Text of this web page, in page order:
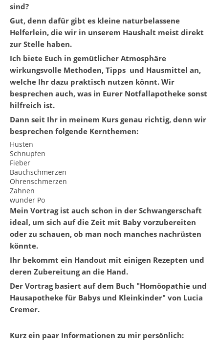
sind?
Gut, denn dafür gibt es kleine naturbelassene
Helferlein, die wir in unserem Haushalt meist direkt
zur Stelle haben.
Ich biete Euch in gemütlicher Atmosphäre
wirkungsvolle Methoden, Tipps und Hausmittel an,
welche Ihr dazu praktisch nutzen könnt. Wir
besprechen auch, was in Eurer Notfallapotheke sonst
hilfreich ist.
Dann seit Ihr in meinem Kurs genau richtig, denn wir
besprechen folgende Kernthemen:
Husten
Schnupfen
Fieber
Bauchschmerzen
Ohrenschmerzen
Zahnen
wunder Po
Mein Vortrag ist auch schon in der Schwangerschaft
ideal, um sich auf die Zeit mit Baby vorzubereiten
oder zu schauen, ob man noch manches nachrüsten
könnte.
Ihr bekommt ein Handout mit einigen Rezepten und
deren Zubereitung an die Hand.
Der Vortrag basiert auf dem Buch "Homöopathie und
Hausapotheke für Babys und Kleinkinder" von Lucia
Cremer.
Kurz ein paar Informationen zu mir persönlich: